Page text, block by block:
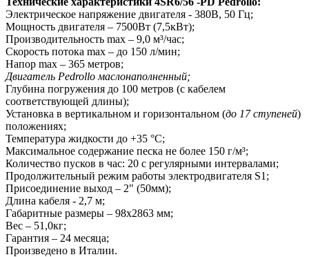
Электрическое напряжение двигателя - 380В, 50 Гц;
Мощность двигателя – 7500Вт (7,5кВт);
Производительность max – 9,0 м³/час;
Скорость потока max – до 150 л/мин;
Напор max – 365 метров;
Двигатель Pedrollo маслонаполненный;
Глубина погружения до 100 метров (с кабелем
соответствующей длины);
Установка в вертикальном и горизонтальном (до 17 ступеней)
положениях;
Температура жидкости до +35 °C;
Максимальное содержание песка не более 150 г/м³;
Количество пусков в час: 20 с регулярными интервалами;
Продолжительный режим работы электродвигателя S1;
Присоединение выход – 2" (50мм);
Длина кабеля - 2,7 м;
Габаритные размеры – 98х2863 мм;
Вес – 51,0кг;
Гарантия – 24 месяца;
Произведено в Италии.